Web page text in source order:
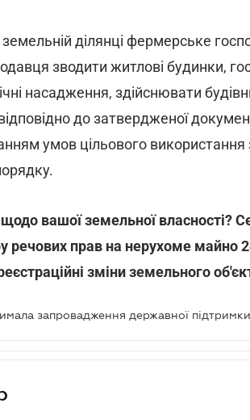
ділянці фермерське
зводити житлові будинки,
насадження, здійснювати
до затвердженої
умов цільового використання
щодо вашої земельної власності?
речових прав на нерухоме майно
зміни земельного